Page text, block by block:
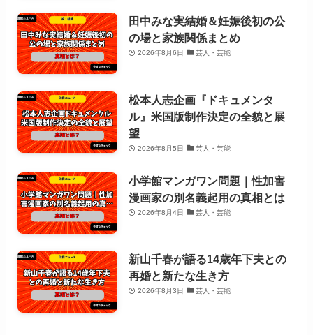
田中みな実結婚＆妊娠後初の公
の場と家族関係まとめ
2026年8月6日 芸人・芸能
松本人志企画『ドキュメンタ
ル』米国版制作決定の全貌と展
望
2026年8月5日 芸人・芸能
小学館マンガワン問題｜性加害
漫画家の別名義起用の真相とは
2026年8月4日 芸人・芸能
新山千春が語る14歳年下夫との
再婚と新たな生き方
2026年8月3日 芸人・芸能